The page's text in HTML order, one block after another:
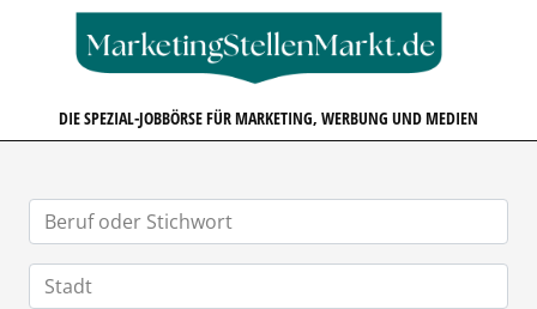
DIE SPEZIAL-JOBBÖRSE FÜR MARKETING, WERBUNG UND MEDIEN